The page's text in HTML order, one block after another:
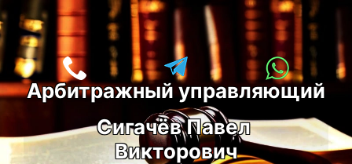
Перейти
к
содержимому
Арбитражный управляющий
Сигачёв Павел
Викторович